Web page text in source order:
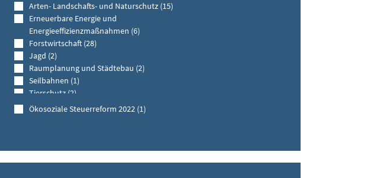
Arten- Landschafts- und Naturschutz (15)
Erneuerbare Energie und
Energieeffizienzmaßnahmen (6)
Forstwirtschaft (28)
Jagd (2)
Raumplanung und Städtebau (2)
Seilbahnen (1)
Tierschutz (2)
Wissenschaftliche Publikation (1)
Ökosoziale Steuerreform 2022 (1)